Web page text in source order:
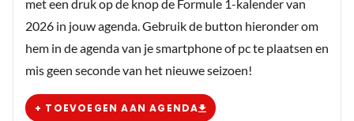
met een druk op de knop de Formule 1-kalender van
2026 in jouw agenda. Gebruik de button hieronder om
hem in de agenda van je smartphone of pc te plaatsen en
mis geen seconde van het nieuwe seizoen!
+ TOEVOEGEN AAN AGENDA